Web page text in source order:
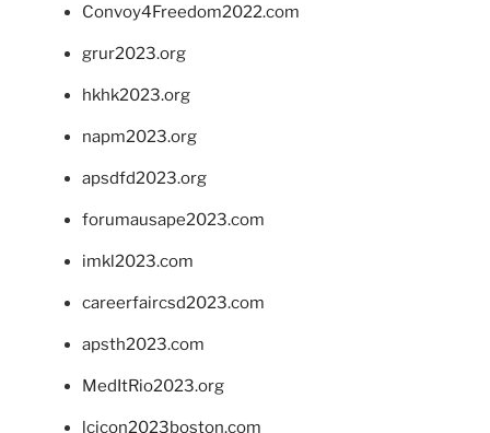
Convoy4Freedom2022.com
grur2023.org
hkhk2023.org
napm2023.org
apsdfd2023.org
forumausape2023.com
imkl2023.com
careerfaircsd2023.com
apsth2023.com
MedItRio2023.org
lcicon2023boston.com